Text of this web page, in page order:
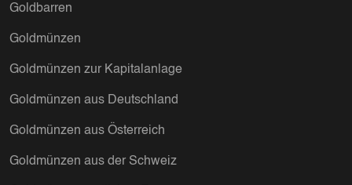
Goldbarren
Goldmünzen
Goldmünzen zur Kapitalanlage
Goldmünzen aus Deutschland
Goldmünzen aus Österreich
Goldmünzen aus der Schweiz